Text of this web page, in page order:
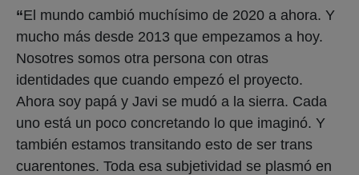
“El mundo cambió muchísimo de 2020 a ahora. Y
mucho más desde 2013 que empezamos a hoy.
Nosotres somos otra persona con otras
identidades que cuando empezó el proyecto.
Ahora soy papá y Javi se mudó a la sierra. Cada
uno está un poco concretando lo que imaginó. Y
también estamos transitando esto de ser trans
cuarentones. Toda esa subjetividad se plasmó en